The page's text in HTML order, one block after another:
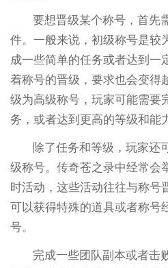
要想晋级某个称号，首先
件。一般来说，初级称号是较
成一些简单的任务或者达到一
着称号的晋级，要求也会变得
级为高级称号，玩家可能需要
务，或者达到更高的等级和能
除了任务和等级，玩家还
级称号。传奇苍之录中经常会
时活动，这些活动往往与称号
可以获得特殊的道具或者称号
号。
完成一些团队副本或者击